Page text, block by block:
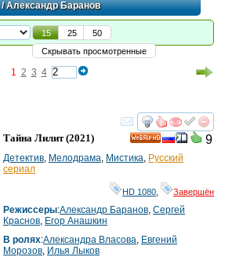
Александр Баранов
15 25
50
Скрывать просмотренные
1 2 3 4
смотреть
9
Тайна Лилит(2021)
Детектив Мелодрама Мистика Русский
сериал
HD 1080 Завершён
Режиссеры:Александр Баранов Сергей
Краснов Егор Анашкин
В ролях:Александра Власова Евгений
Морозов Илья Лыков